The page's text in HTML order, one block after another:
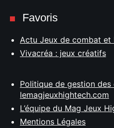
Favoris
Actu Jeux de combat et
Vivacréa : jeux créatifs
Politique de gestion
lemagjeuxhightech.com
L’équipe du Mag Jeux
Mentions Légales